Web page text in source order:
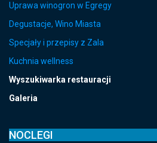
Uprawa winogron w Egregy
Degustacje, Wino Miasta
Specjały i przepisy z Zala
Kuchnia wellness
Wyszukiwarka restauracji
Galeria
NOCLEGI